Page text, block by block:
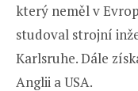
který neměl v
studoval strojní
Karlsruhe. Dále
Anglii a USA.